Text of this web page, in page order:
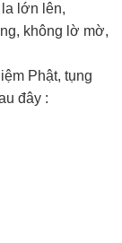
lớn lên,
không lờ mờ,
Phật, tụng
đây :